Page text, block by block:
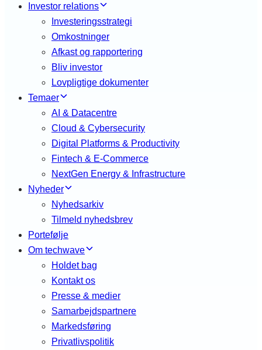
Investor relations
Investeringsstrategi
Omkostninger
Afkast og rapportering
Bliv investor
Lovpligtige dokumenter
Temaer
AI & Datacentre
Cloud & Cybersecurity
Digital Platforms & Productivity
Fintech & E-Commerce
NextGen Energy & Infrastructure
Nyheder
Nyhedsarkiv
Tilmeld nyhedsbrev
Portefølje
Om techwave
Holdet bag
Kontakt os
Presse & medier
Samarbejdspartnere
Markedsføring
Privatlivspolitik